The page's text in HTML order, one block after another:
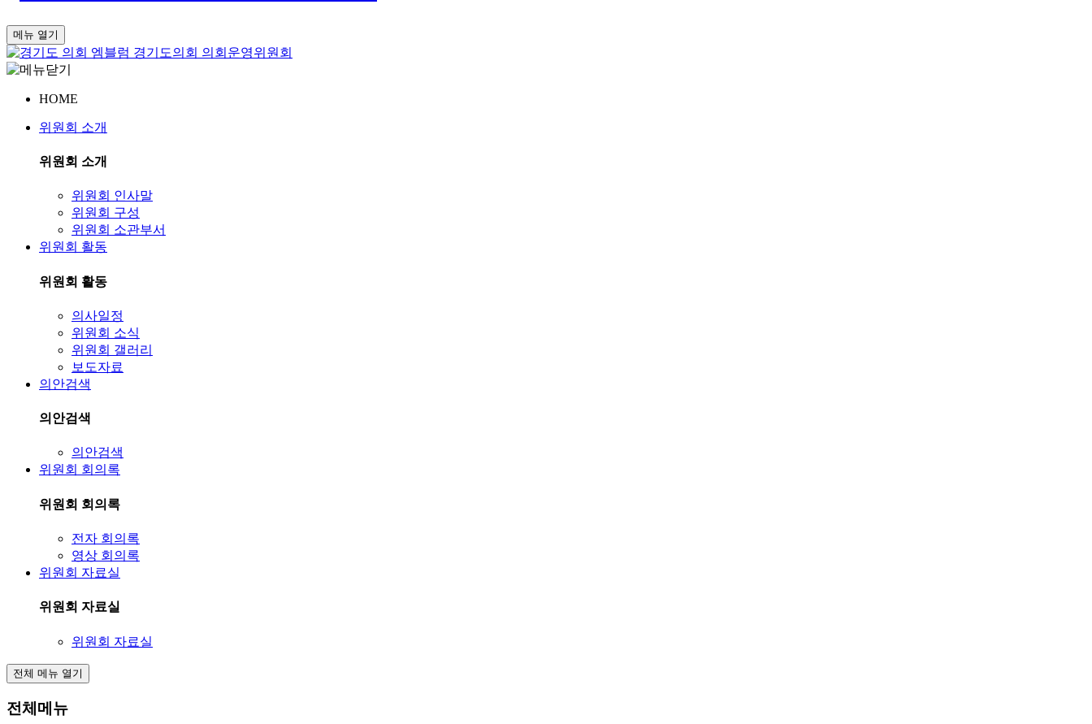
메뉴 열기
경기도의회 의회운영위원회
HOME
위원회 소개
위원회 소개
위원회 인사말
위원회 구성
위원회 소관부서
위원회 활동
위원회 활동
의사일정
위원회 소식
위원회 갤러리
보도자료
의안검색
의안검색
의안검색
위원회 회의록
위원회 회의록
전자 회의록
영상 회의록
위원회 자료실
위원회 자료실
위원회 자료실
전체 메뉴 열기
전체메뉴